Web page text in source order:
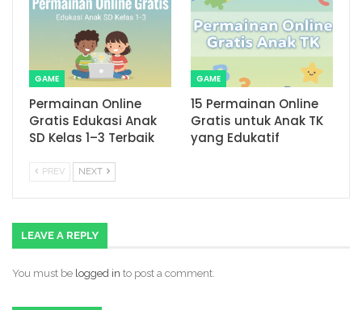
GAME
Permainan Online
Gratis Edukasi Anak
SD Kelas 1–3 Terbaik
GAME
15 Permainan Online
Gratis untuk Anak TK
yang Edukatif
PREV NEXT
LEAVE A REPLY
You must be logged in to post a comment.